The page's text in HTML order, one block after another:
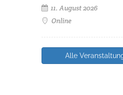
11. August 2026
Online
Alle